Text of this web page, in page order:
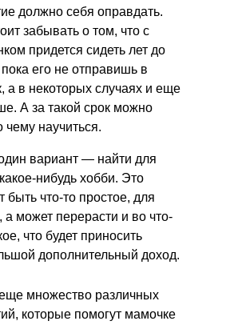
должно себя оправдать.
забывать о том, что с
придется сидеть лет до
пока его не отправишь в
а в некоторых случаях и еще
А за такой срок можно
чему научиться.
вариант — найти для
нибудь хобби. Это
быть что-то простое, для
а может перерасти и во что-
что будет приносить
дополнительный доход.
множество различных
которые помогут мамочке